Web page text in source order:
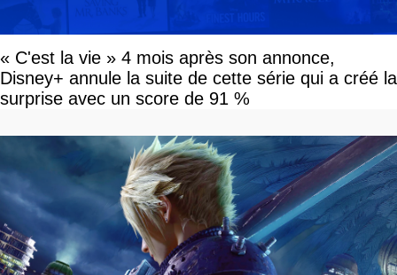
« C'est la vie » 4 mois après son annonce,
Disney+ annule la suite de cette série qui a créé la
surprise avec un score de 91 %